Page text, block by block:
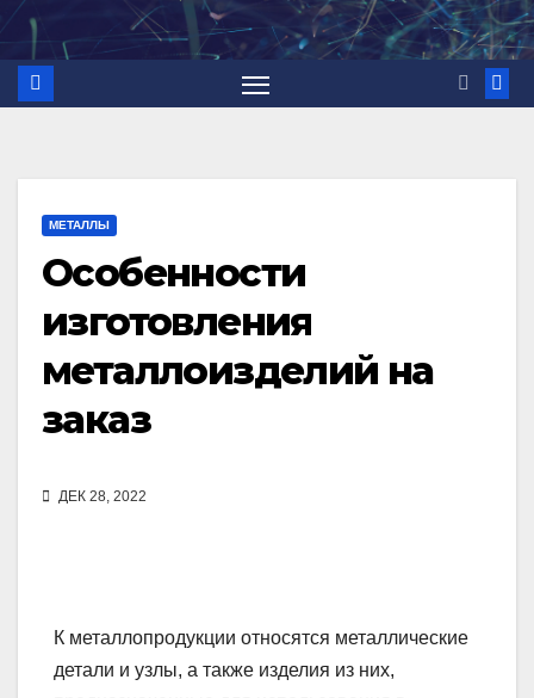
Перейти
содержимому
МЕТАЛЛЫ
Особенности
изготовления
металлоизделий на
заказ
ДЕК 28, 2022
К металлопродукции относятся металлические
детали и узлы, а также изделия из них,